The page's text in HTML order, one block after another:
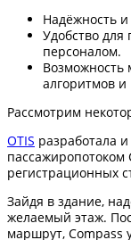
Надёжность и
Удобство для
персоналом.
Возможность
алгоритмов
Рассмотрим
OTIS разработала
пассажиропотоком
регистрационных
Зайдя в здание,
желаемый этаж.
маршрут, Compass